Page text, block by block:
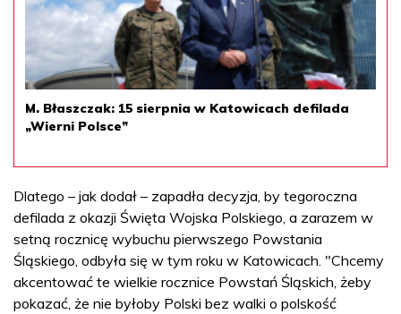
M. Błaszczak: 15 sierpnia w Katowicach defilada
„Wierni Polsce”
Dlatego – jak dodał – zapadła decyzja, by tegoroczna
defilada z okazji Święta Wojska Polskiego, a zarazem w
setną rocznicę wybuchu pierwszego Powstania
Śląskiego, odbyła się w tym roku w Katowicach. "Chcemy
akcentować te wielkie rocznice Powstań Śląskich, żeby
pokazać, że nie byłoby Polski bez walki o polskość